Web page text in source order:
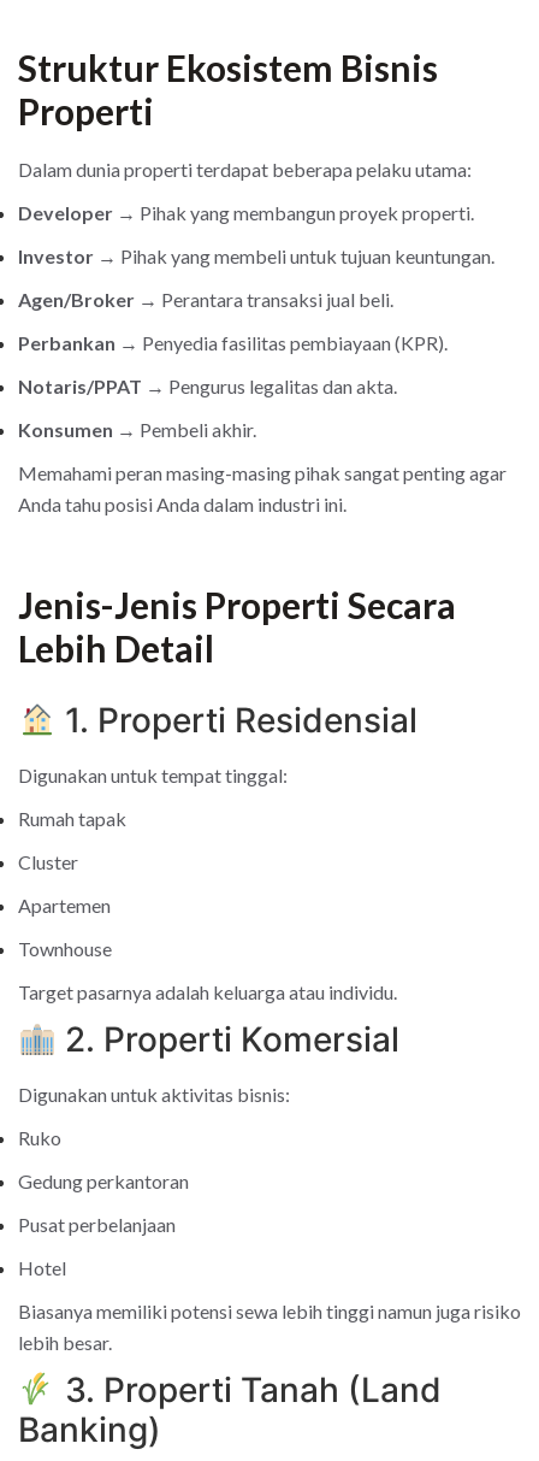
Struktur Ekosistem Bisnis
Properti
Dalam dunia properti terdapat beberapa pelaku utama:
Developer → Pihak yang membangun proyek properti.
Investor → Pihak yang membeli untuk tujuan keuntungan.
Agen/Broker → Perantara transaksi jual beli.
Perbankan → Penyedia fasilitas pembiayaan (KPR).
Notaris/PPAT → Pengurus legalitas dan akta.
Konsumen → Pembeli akhir.
Memahami peran masing-masing pihak sangat penting agar
Anda tahu posisi Anda dalam industri ini.
Jenis-Jenis Properti Secara
Lebih Detail
1. Properti Residensial
Digunakan untuk tempat tinggal:
Rumah tapak
Cluster
Apartemen
Townhouse
Target pasarnya adalah keluarga atau individu.
2. Properti Komersial
Digunakan untuk aktivitas bisnis:
Ruko
Gedung perkantoran
Pusat perbelanjaan
Hotel
Biasanya memiliki potensi sewa lebih tinggi namun juga risiko
lebih besar.
3. Properti Tanah (Land
Banking)